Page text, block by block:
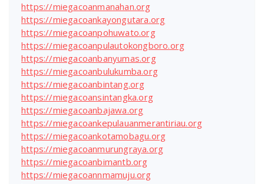
https://miegacoanmanahan.org
https://miegacoankayongutara.org
https://miegacoanpohuwato.org
https://miegacoanpulautokongboro.org
https://miegacoanbanyumas.org
https://miegacoanbulukumba.org
https://miegacoanbintang.org
https://miegacoansintangka.org
https://miegacoanbajawa.org
https://miegacoankepulauanmerantiriau.org
https://miegacoankotamobagu.org
https://miegacoanmurungraya.org
https://miegacoanbimantb.org
https://miegacoannmamuju.org